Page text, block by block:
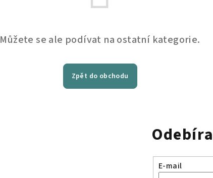
Můžete se ale podívat na ostatní kategorie.
Zpět do obchodu
E-mail